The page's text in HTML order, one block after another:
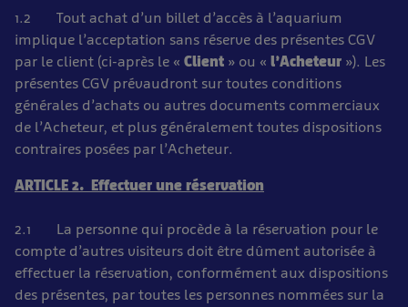
1.2 Tout achat d’un billet d’accès à l’aquarium
implique l’acceptation sans réserve des présentes CGV
par le client (ci-après le « Client » ou « l’Acheteur »). Les
présentes CGV prévaudront sur toutes conditions
générales d’achats ou autres documents commerciaux
de l’Acheteur, et plus généralement toutes dispositions
contraires posées par l’Acheteur.
ARTICLE 2. Effectuer une réservation
2.1 La personne qui procède à la réservation pour le
compte d’autres visiteurs doit être dûment autorisée à
effectuer la réservation, conformément aux dispositions
des présentes, par toutes les personnes nommées sur la